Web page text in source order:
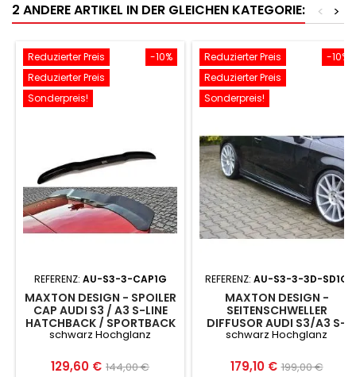
2 ANDERE ARTIKEL IN DER GLEICHEN KATEGORIE: >
<
-10%
Reduzierter Preis
Reduzierter Preis
Sonderpreis!
REFERENZ: AU-S3-3-CAP1G
MAXTON DESIGN - SPOILER
CAP AUDI S3 / A3 S-LINE
HATCHBACK / SPORTBACK
8V / 8V FACELIFT
schwarz Hochglanz
Preis
129,60 € Normaler
144,00 €
-10%
Reduzierter Preis
Reduzierter Preis
Sonderpreis!
REFERENZ: AU-S3-3-3D-SD1G
MAXTON DESIGN -
SEITENSCHWELLER
DIFFUSOR AUDI S3/A3 S-
LINE HATCHBACK 8V/8V
HOCHGLANZ
schwarz Hochglanz
Preis
179,10 € Normaler
199,00 €